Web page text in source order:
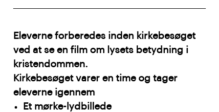
Eleverne forberedes inden kirkebesøget
ved at se en film om lysets betydning i
kristendommen.
Kirkebesøget varer en time og tager
eleverne igennem
Et mørke-lydbillede